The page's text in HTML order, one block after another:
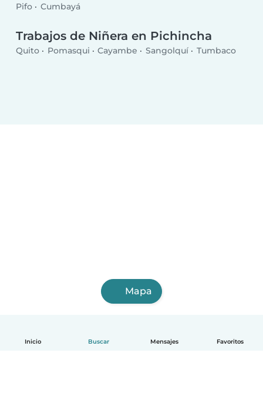
Inicio Buscar Mensajes Favoritos
Pifo Cumbayá
Trabajos de Niñera en Pichincha
Quito Pomasqui Cayambe Sangolquí Tumbaco
Mapa